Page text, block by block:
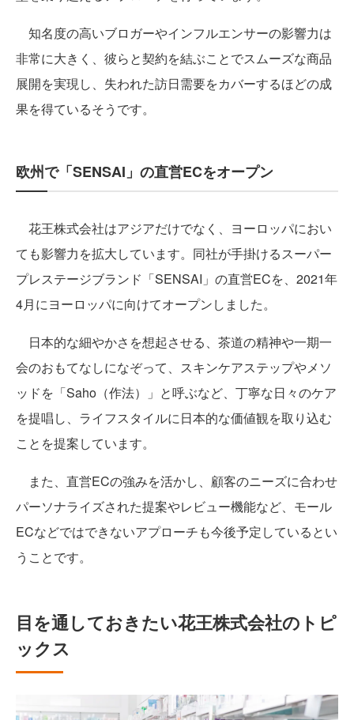
知名度の高いブロガーやインフルエンサーの影響力は
非常に大きく、彼らと契約を結ぶことでスムーズな商品
展開を実現し、失われた訪日需要をカバーするほどの成
果を得ているそうです。
欧州で「SENSAI」の直営ECをオープン
花王株式会社はアジアだけでなく、ヨーロッパにおい
ても影響力を拡大しています。同社が手掛けるスーパー
プレステージブランド「SENSAI」の直営ECを、2021年
4月にヨーロッパに向けてオープンしました。
日本的な細やかさを想起させる、茶道の精神や一期一
会のおもてなしになぞって、スキンケアステップやメソ
ッドを「Saho（作法）」と呼ぶなど、丁寧な日々のケア
を提唱し、ライフスタイルに日本的な価値観を取り込む
ことを提案しています。
また、直営ECの強みを活かし、顧客のニーズに合わせ
パーソナライズされた提案やレビュー機能など、モール
ECなどではできないアプローチも今後予定しているとい
うことです。
目を通しておきたい花王株式会社のトピ
ックス